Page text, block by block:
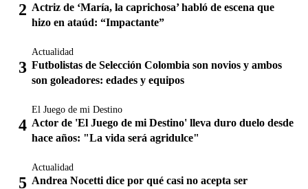
Actriz de ‘María, la caprichosa’ habló de escena que
hizo en ataúd: “Impactante”
Actualidad
Futbolistas de Selección Colombia son novios y ambos
son goleadores: edades y equipos
El Juego de mi Destino
Actor de 'El Juego de mi Destino' lleva duro duelo desde
hace años: "La vida será agridulce"
Actualidad
Andrea Nocetti dice por qué casi no acepta ser